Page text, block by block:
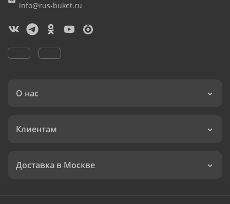
info@rus-buket.ru
О нас
Клиентам
Доставка в Москве